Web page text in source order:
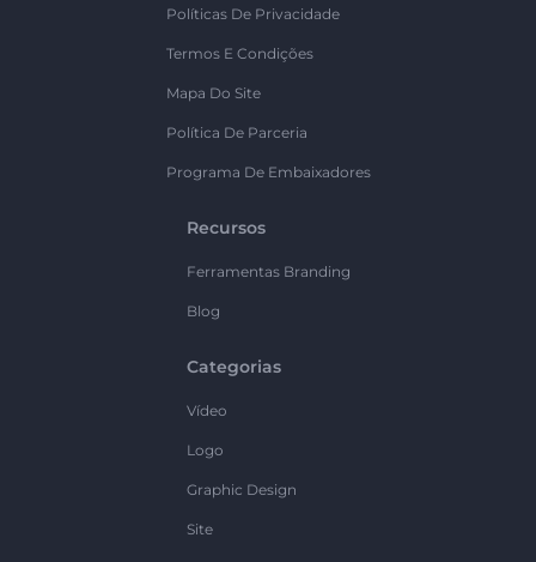
Políticas De Privacidade
Termos E Condições
Mapa Do Site
Política De Parceria
Programa De Embaixadores
Recursos
Ferramentas Branding
Blog
Categorias
Vídeo
Logo
Graphic Design
Site